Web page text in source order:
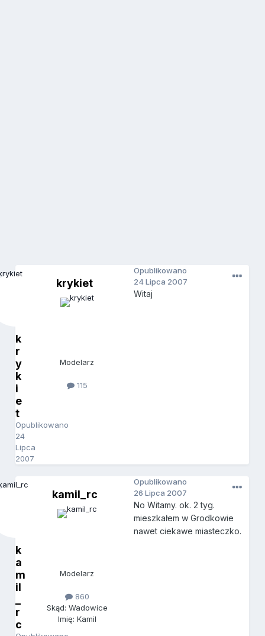
k
r
y
k
i
e
t
Opublikowano
24
Lipca
2007
krykiet
Modelarz
115
Opublikowano
24 Lipca 2007
Witaj
k
a
m
il
r
c
kamil_rc
Modelarz
860
Skąd: Wadowice
Imię: Kamil
Opublikowano
26 Lipca 2007
No Witamy. ok. 2 tyg.
mieszkałem w Grodkowie
nawet ciekawe miasteczko.